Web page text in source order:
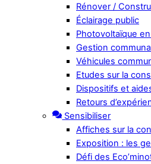
Rénover /
Éclairage public
Photovoltaïque
Gestion
Véhicules
Etudes sur la
Dispositifs et
Retours
Sensibiliser
Affiches sur la
Exposition : les
Défi des